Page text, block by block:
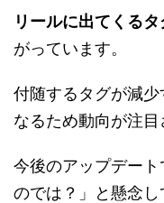
リールに出てくる
がっています。
付随するタグが減
なるため動向が注目
今後のアップデー
のでは？」と懸念